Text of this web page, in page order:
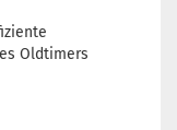
Oldtimers